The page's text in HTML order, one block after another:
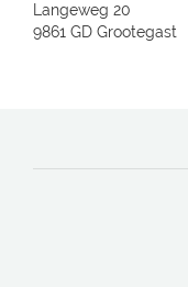
Langeweg 20
9861 GD Grootegast